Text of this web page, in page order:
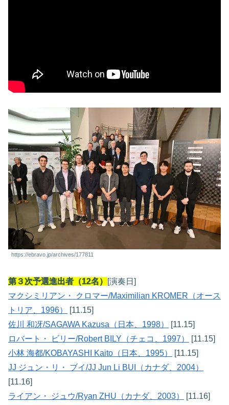
https://ebravo.jp/archives/177811
第３次予選進出者（12名）
[演奏日]
マクシミリアン・ クロマー/Maximilian KROMER（オース
トリア、1996）
[11.15]
佐川 和冴/SAGAWA Kazusa（日本、1998）
[11.15]
ロバート・ ビリー/Robert BILY（チェコ、1997）
[11.15]
小林 海都/KOBAYASHI Kaito（日本、1995）
[11.15]
JJ ジュン・リ・ ブイ/JJ Jun Li BUI（カナダ、2004）
[11.16]
ライアン・ ジュウ/Ryan ZHU（カナダ、2003）
[11.16]